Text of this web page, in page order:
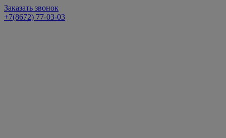
Заказать звонок
+7(8672) 77-03-03